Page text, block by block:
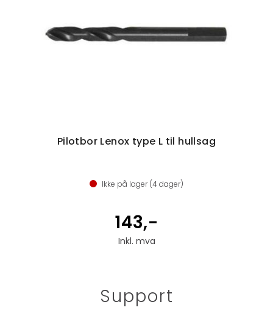
Pilotbor Lenox type L til hullsag
Ikke på lager (4dager)
143,-
Inkl. mva
Support